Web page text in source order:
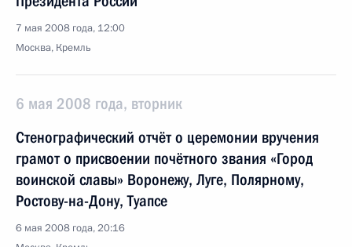
7 мая 2008 года, 12:00
Москва, Кремль
6 мая 2008 года, вторник
Стенографический отчёт о церемонии вручения
грамот о присвоении почётного звания «Город
воинской славы» Воронежу, Луге, Полярному,
Ростову-на-Дону, Туапсе
6 мая 2008 года, 20:16